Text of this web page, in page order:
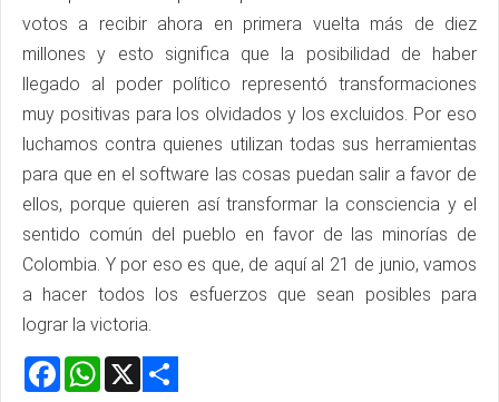
votos a recibir ahora en primera vuelta más de diez
millones y esto significa que la posibilidad de haber
llegado al poder político representó transformaciones
muy positivas para los olvidados y los excluidos. Por eso
luchamos contra quienes utilizan todas sus herramientas
para que en el software las cosas puedan salir a favor de
ellos, porque quieren así transformar la consciencia y el
sentido común del pueblo en favor de las minorías de
Colombia. Y por eso es que, de aquí al 21 de junio, vamos
a hacer todos los esfuerzos que sean posibles para
lograr la victoria.
Facebook
WhatsApp